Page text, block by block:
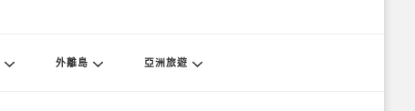
外離島 亞洲旅遊